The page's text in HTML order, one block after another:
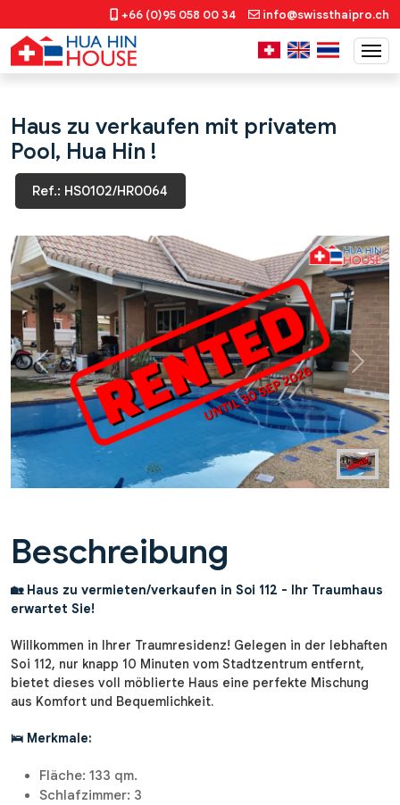
+66 (0)95 058 00 34 info@swissthaipro.ch
Haus zu verkaufen mit privatem
Pool, Hua Hin !
Ref.: HS0102/HR0064
Previous Next
Beschreibung
🏡 Haus zu vermieten/verkaufen in Soi 112 - Ihr Traumhaus
erwartet Sie!
Willkommen in Ihrer Traumresidenz! Gelegen in der lebhaften
Soi 112, nur knapp 10 Minuten vom Stadtzentrum entfernt,
bietet dieses voll möblierte Haus eine perfekte Mischung
aus Komfort und Bequemlichkeit.
🛌 Merkmale:
Fläche: 133 qm.
Schlafzimmer: 3